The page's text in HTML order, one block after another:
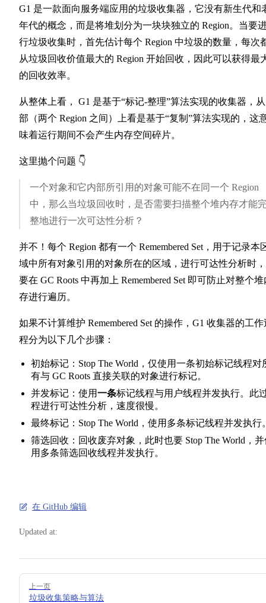
G1 是一款面向服务端应用的垃圾收集器，它没有新生代和
年代的概念，而是将堆划分为一块块独立的 Region。当要
行垃圾收集时，首先估计每个 Region 中垃圾的数量，每次
从垃圾回收价值最大的 Region 开始回收，因此可以获得最
的回收效率。
从整体上看， G1 是基于“标记-整理”算法实现的收集器，
部（两个 Region 之间）上看是基于“复制”算法实现的，这
味着运行期间不会产生内存空间碎片。
这里抛个问题 👇
一个对象和它内部所引用的对象可能不在同一个 Region
中，那么当垃圾回收时，是否需要扫描整个堆内存才能
整地进行一次可达性分析？
并不！每个 Region 都有一个 Remembered Set，用于记录本
域中所有对象引用的对象所在的区域，进行可达性分析时
要在 GC Roots 中再加上 Remembered Set 即可防止对整个堆
存进行遍历。
如果不计算维护 Remembered Set 的操作，G1 收集器的工作
程分为以下几个步骤：
初始标记：Stop The World，仅使用一条初始标记线程对
有与 GC Roots 直接关联的对象进行标记。
并发标记：使用一条标记线程与用户线程并发执行。此
程进行可达性分析，速度很慢。
最终标记：Stop The World，使用多条标记线程并发执行
筛选回收：回收废弃对象，此时也要 Stop The World，
用多条筛选回收线程并发执行。
在 GitHub 编辑
Updated at:
Pager
上一页
垃圾收集策略与算法